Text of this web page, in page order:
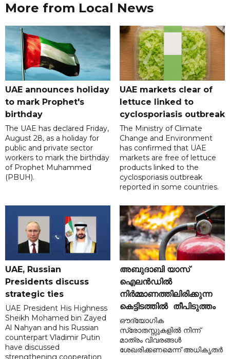
More from Local News
UAE announces holiday
to mark Prophet's
birthday
The UAE has declared Friday,
August 28, as a holiday for
public and private sector
workers to mark the birthday
of Prophet Muhammed
(PBUH).
UAE markets clear of
lettuce linked to
cyclosporiasis outbreak
The Ministry of Climate
Change and Environment
has confirmed that UAE
markets are free of lettuce
products linked to the
cyclosporiasis outbreak
reported in some countries.
UAE, Russian
Presidents discuss
strategic ties
UAE President His Highness
Sheikh Mohamed bin Zayed
Al Nahyan and his Russian
counterpart Vladimir Putin
have discussed
strengthening cooperation
അബുദാബി യാസ്
ഐലൻഡിൽ
നിർമ്മാണത്തിലിരിക്കുന്ന
കെട്ടിടത്തിൽ തീപിടുത്തം
ഔദ്യോഗിക
സ്രോതസ്സുകളിൽ നിന്ന്
മാത്രം വിവരങ്ങൾ
ശേഖരിക്കണമെന്ന് അധികൃതർ